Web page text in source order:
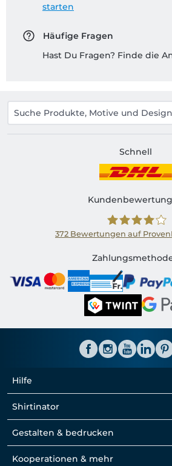
starten
Häufige Fragen
Hast Du Fragen? Finde die
Schnell
Shirtinator
372 Bewertungen auf
Hilfe
Shirtinator
Gestalten & bedrucken
Kooperationen & mehr